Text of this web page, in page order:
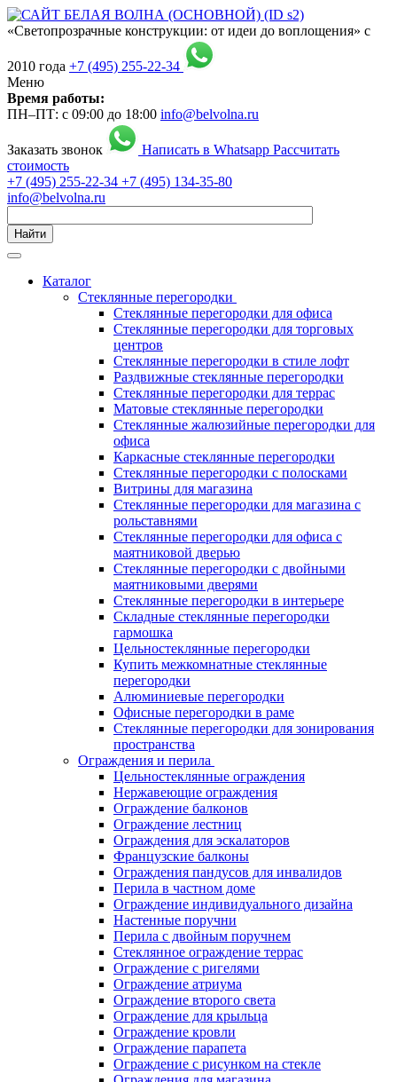
«Светопрозрачные конструкции: от идеи до воплощения» с
2010 года +7 (495) 255-22-34
Меню
Время работы:
ПН–ПТ: с 09:00 до 18:00 info@belvolna.ru
Заказать звонок Написать в Whatsapp Рассчитать
стоимость
+7 (495) 255-22-34 +7 (495) 134-35-80
info@belvolna.ru
Найти
Каталог
Cтеклянные перегородки
Стеклянные перегородки для офиса
Стеклянные перегородки для торговых
центров
Стеклянные перегородки в стиле лофт
Раздвижные стеклянные перегородки
Стеклянные перегородки для террас
Матовые стеклянные перегородки
Стеклянные жалюзийные перегородки для
офиса
Каркасные стеклянные перегородки
Стеклянные перегородки с полосками
Витрины для магазина
Стеклянные перегородки для магазина с
рольставнями
Стеклянные перегородки для офиса с
маятниковой дверью
Стеклянные перегородки с двойными
маятниковыми дверями
Стеклянные перегородки в интерьере
Складные стеклянные перегородки
гармошка
Цельностеклянные перегородки
Купить межкомнатные стеклянные
перегородки
Алюминиевые перегородки
Офисные перегородки в раме
Стеклянные перегородки для зонирования
пространства
Ограждения и перила
Цельностеклянные ограждения
Нержавеющие ограждения
Ограждение балконов
Ограждение лестниц
Ограждения для эскалаторов
Французские балконы
Ограждения пандусов для инвалидов
Перила в частном доме
Ограждение индивидуального дизайна
Настенные поручни
Перила с двойным поручнем
Стеклянное ограждение террас
Ограждение с ригелями
Ограждение атриума
Ограждение второго света
Ограждение для крыльца
Ограждение кровли
Ограждение парапета
Ограждение с рисунком на стекле